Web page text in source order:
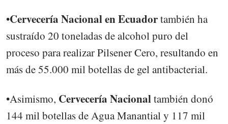
•Cervecería Nacional en Ecuadortambién ha
sustraído 20 toneladas de alcohol puro del
proceso para realizar Pilsener Cero, resultando en
más de 55.000 mil botellas de gel antibacterial.
•Asimismo, Cervecería Nacionaltambién donó
144 mil botellas de Agua Manantial y 117 mil